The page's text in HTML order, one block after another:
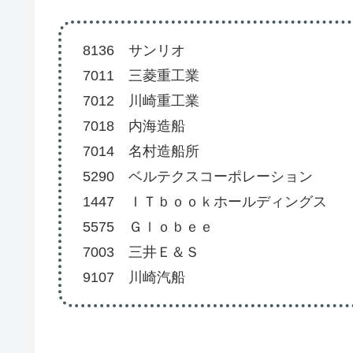
8136 サンリオ
7011 三菱重工業
7012 川崎重工業
7018 内海造船
7014 名村造船所
5290 ベルテクスコーポレーション
1447 ＩＴｂｏｏｋホールディングス
5575 Ｇｌｏｂｅｅ
7003 三井Ｅ＆Ｓ
9107 川崎汽船